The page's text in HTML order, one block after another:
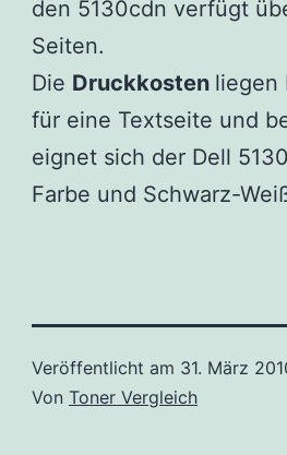
den 5130cdn verfügt
Seiten.
Die Druckkosten liegen
für eine Textseite und
eignet sich der Dell
Farbe und Schwarz-
Veröffentlicht am 31. März
Von Toner Vergleich